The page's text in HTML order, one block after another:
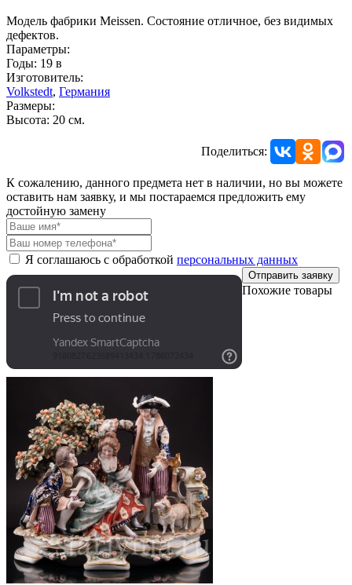
Модель фабрики Meissen. Состояние отличное, без видимых
дефектов.
Параметры:
Годы: 19 в
Изготовитель:
Volkstedt, Германия
Размеры:
Высота: 20 см.
Поделиться:
К сожалению, данного предмета нет в наличии, но вы можете
оставить нам заявку, и мы постараемся предложить ему
достойную замену
Я соглашаюсь с обработкой персональных данных
Отправить заявку
Похожие товары